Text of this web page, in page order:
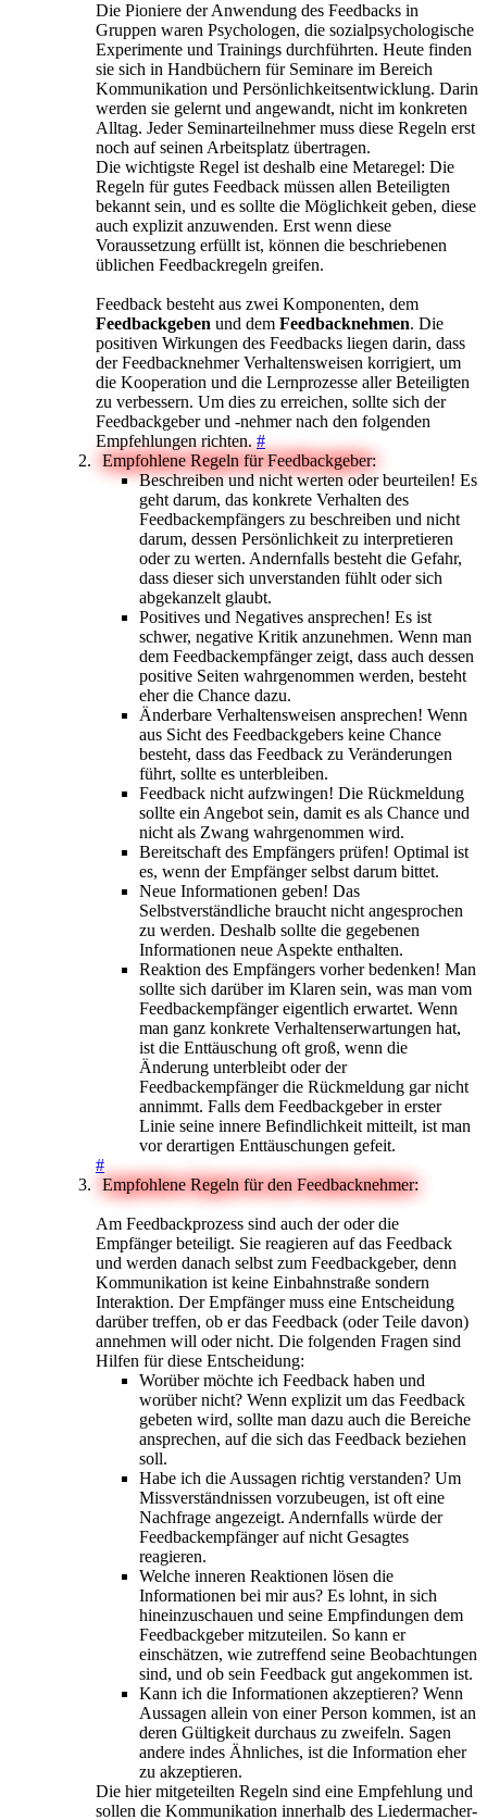
Die Pioniere der Anwendung des Feedbacks in
Gruppen waren Psychologen, die sozialpsychologische
Experimente und Trainings durchführten. Heute finden
sie sich in Handbüchern für Seminare im Bereich
Kommunikation und Persönlichkeitsentwicklung. Darin
werden sie gelernt und angewandt, nicht im konkreten
Alltag. Jeder Seminarteilnehmer muss diese Regeln erst
noch auf seinen Arbeitsplatz übertragen.
Die wichtigste Regel ist deshalb eine Metaregel: Die
Regeln für gutes Feedback müssen allen Beteiligten
bekannt sein, und es sollte die Möglichkeit geben, diese
auch explizit anzuwenden. Erst wenn diese
Voraussetzung erfüllt ist, können die beschriebenen
üblichen Feedbackregeln greifen.
Feedback besteht aus zwei Komponenten, dem
Feedbackgeben und dem Feedbacknehmen. Die
positiven Wirkungen des Feedbacks liegen darin, dass
der Feedbacknehmer Verhaltensweisen korrigiert, um
die Kooperation und die Lernprozesse aller Beteiligten
zu verbessern. Um dies zu erreichen, sollte sich der
Feedbackgeber und -nehmer nach den folgenden
Empfehlungen richten.#
Empfohlene Regeln für Feedbackgeber:
Beschreiben und nicht werten oder beurteilen! Es
geht darum, das konkrete Verhalten des
Feedbackempfängers zu beschreiben und nicht
darum, dessen Persönlichkeit zu interpretieren
oder zu werten. Andernfalls besteht die Gefahr,
dass dieser sich unverstanden fühlt oder sich
abgekanzelt glaubt.
Positives und Negatives ansprechen! Es ist
schwer, negative Kritik anzunehmen. Wenn man
dem Feedbackempfänger zeigt, dass auch dessen
positive Seiten wahrgenommen werden, besteht
eher die Chance dazu.
Änderbare Verhaltensweisen ansprechen! Wenn
aus Sicht des Feedbackgebers keine Chance
besteht, dass das Feedback zu Veränderungen
führt, sollte es unterbleiben.
Feedback nicht aufzwingen! Die Rückmeldung
sollte ein Angebot sein, damit es als Chance und
nicht als Zwang wahrgenommen wird.
Bereitschaft des Empfängers prüfen! Optimal ist
es, wenn der Empfänger selbst darum bittet.
Neue Informationen geben! Das
Selbstverständliche braucht nicht angesprochen
zu werden. Deshalb sollte die gegebenen
Informationen neue Aspekte enthalten.
Reaktion des Empfängers vorher bedenken! Man
sollte sich darüber im Klaren sein, was man vom
Feedbackempfänger eigentlich erwartet. Wenn
man ganz konkrete Verhaltenserwartungen hat,
ist die Enttäuschung oft groß, wenn die
Änderung unterbleibt oder der
Feedbackempfänger die Rückmeldung gar nicht
annimmt. Falls dem Feedbackgeber in erster
Linie seine innere Befindlichkeit mitteilt, ist man
vor derartigen Enttäuschungen gefeit.
#
Empfohlene Regeln für den Feedbacknehmer:
Am Feedbackprozess sind auch der oder die
Empfänger beteiligt. Sie reagieren auf das Feedback
und werden danach selbst zum Feedbackgeber, denn
Kommunikation ist keine Einbahnstraße sondern
Interaktion. Der Empfänger muss eine Entscheidung
darüber treffen, ob er das Feedback (oder Teile davon)
annehmen will oder nicht. Die folgenden Fragen sind
Hilfen für diese Entscheidung:
Worüber möchte ich Feedback haben und
worüber nicht? Wenn explizit um das Feedback
gebeten wird, sollte man dazu auch die Bereiche
ansprechen, auf die sich das Feedback beziehen
soll.
Habe ich die Aussagen richtig verstanden? Um
Missverständnissen vorzubeugen, ist oft eine
Nachfrage angezeigt. Andernfalls würde der
Feedbackempfänger auf nicht Gesagtes
reagieren.
Welche inneren Reaktionen lösen die
Informationen bei mir aus? Es lohnt, in sich
hineinzuschauen und seine Empfindungen dem
Feedbackgeber mitzuteilen. So kann er
einschätzen, wie zutreffend seine Beobachtungen
sind, und ob sein Feedback gut angekommen ist.
Kann ich die Informationen akzeptieren? Wenn
Aussagen allein von einer Person kommen, ist an
deren Gültigkeit durchaus zu zweifeln. Sagen
andere indes Ähnliches, ist die Information eher
zu akzeptieren.
Die hier mitgeteilten Regeln sind eine Empfehlung und
sollen die Kommunikation innerhalb des Liedermacher-